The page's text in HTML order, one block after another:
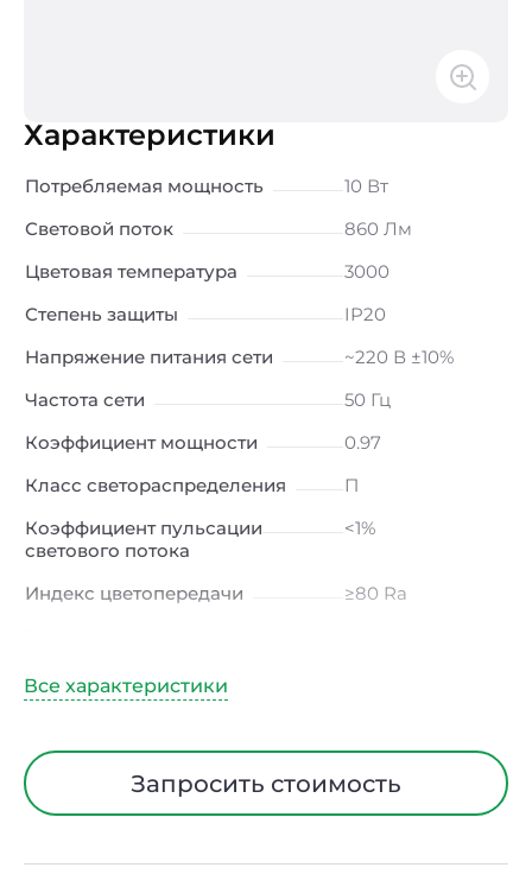
Характеристики
Потребляемая мощность
10 Вт
Световой поток
860 Лм
Цветовая температура
3000
Степень защиты
IP20
Напряжение питания сети
~220 В ±10%
Частота сети
50 Гц
Коэффициент мощности
0.97
Класс светораспределения
П
Коэффициент пульсации
светового потока
<1%
Индекс цветопередачи
≥80 Ra
Угол рассеивания
Диапазон рабочих
температур
Класс защиты от
I
Запросить стоимость